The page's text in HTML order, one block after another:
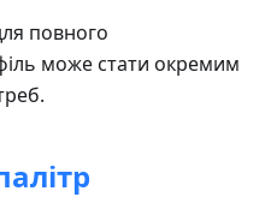
повного
може стати окремим